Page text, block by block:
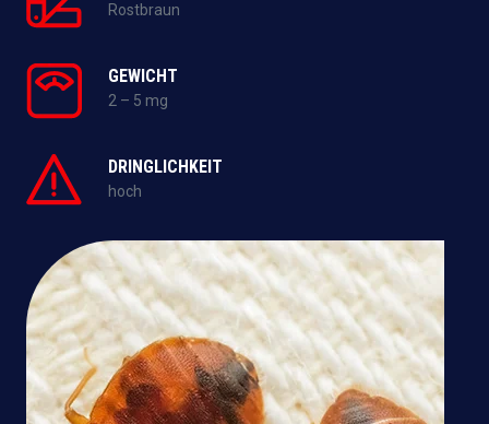
Rostbraun
GEWICHT
2 – 5 mg
DRINGLICHKEIT
hoch